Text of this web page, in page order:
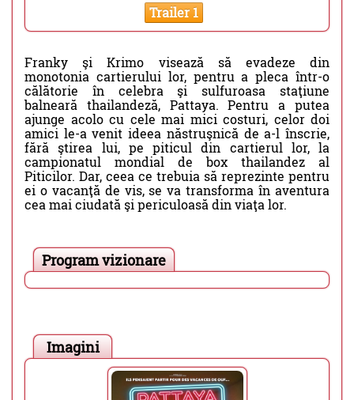
Trailer 1
Franky şi Krimo visează să evadeze din
monotonia cartierului lor, pentru a pleca într-o
călătorie în celebra şi sulfuroasa staţiune
balneară thailandeză, Pattaya. Pentru a putea
ajunge acolo cu cele mai mici costuri, celor doi
amici le-a venit ideea năstruşnică de a-l înscrie,
fără ştirea lui, pe piticul din cartierul lor, la
campionatul mondial de box thailandez al
Piticilor. Dar, ceea ce trebuia să reprezinte pentru
ei o vacanţă de vis, se va transforma în aventura
cea mai ciudată şi periculoasă din viaţa lor.
Program vizionare
Imagini